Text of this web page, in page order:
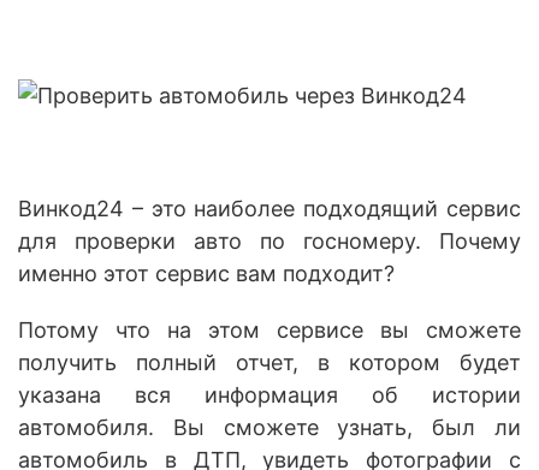
Винкод24 – это наиболее подходящий сервис
для проверки авто по госномеру. Почему
именно этот сервис вам подходит?
Потому что на этом сервисе вы сможете
получить полный отчет, в котором будет
указана вся информация об истории
автомобиля. Вы сможете узнать, был ли
автомобиль в ДТП, увидеть фотографии с